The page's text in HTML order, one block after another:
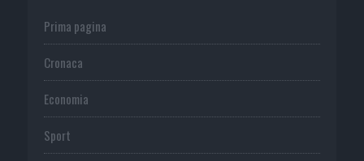
Prima pagina
Cronaca
Economia
Sport